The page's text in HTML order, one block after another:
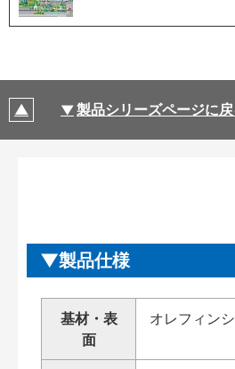
製品シリーズページに
製品仕様
基材・表
面
オレフィン